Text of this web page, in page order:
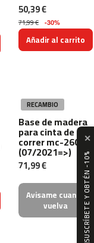
50,39 €
71,99 € -30%
Añadir al carrito
RECAMBIO
Base de madera
para cinta de
correr mc-260
(07/2021=>)
71,99 €
Avisame cuando
vuelva
✕
SUSCRÍBETE Y OBTÉN -10%